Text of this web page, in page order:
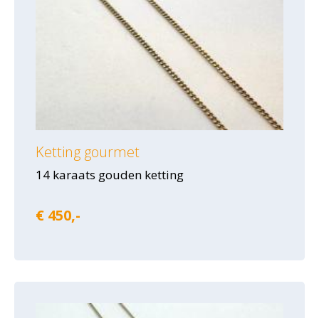
Ketting gourmet
14 karaats gouden ketting
€ 450,-